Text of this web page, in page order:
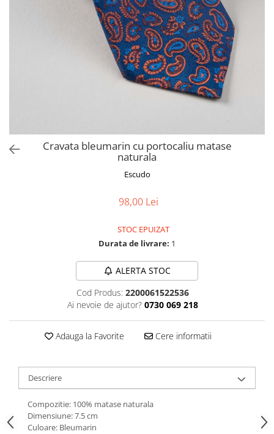
Cravata bleumarin cu portocaliu matase
naturala
Escudo
98,00 Lei
STOC EPUIZAT
Durata de livrare: 1
ALERTA STOC
Cod Produs: 2200061522536
Ai nevoie de ajutor? 0730 069 218
Adauga la Favorite Cere informatii
Descriere
Compozitie: 100% matase naturala
Dimensiune: 7.5 cm
Culoare: Bleumarin